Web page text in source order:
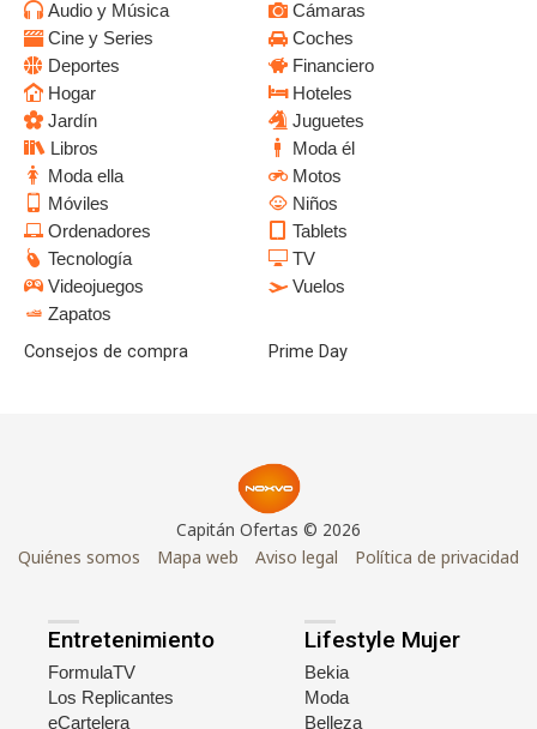
Audio y Música
Cámaras
Cine y Series
Coches
Deportes
Financiero
Hogar
Hoteles
Jardín
Juguetes
Libros
Moda él
Moda ella
Motos
Móviles
Niños
Ordenadores
Tablets
Tecnología
TV
Videojuegos
Vuelos
Zapatos
Consejos de compra Prime Day
Capitán Ofertas © 2026
Quiénes somos
Mapa web Aviso legal Política de privacidad
Entretenimiento
FormulaTV
Los Replicantes
eCartelera
Lifestyle Mujer
Bekia
Moda
Belleza